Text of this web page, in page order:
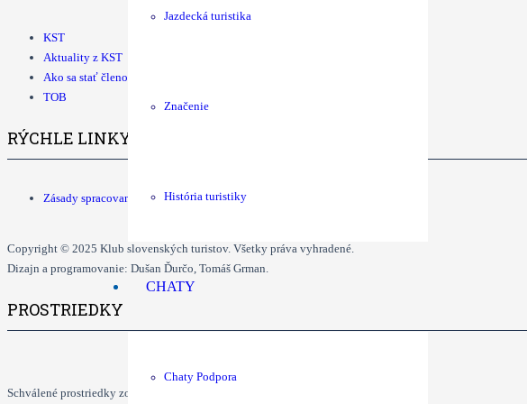
Jazdecká turistika
Značenie
História turistiky
CHATY
Chaty Podpora
KST
Aktuality z KST
Ako sa stať členom KST
TOB
RÝCHLE LINKY
Zásady spracovania osobných údajov
Copyright © 2025 Klub slovenských turistov. Všetky práva vyhradené.
Dizajn a programovanie: Dušan Ďurčo, Tomáš Grman.
PROSTRIEDKY
Schválené prostriedky zo štátneho rozpočtu na šport v roku 2025: